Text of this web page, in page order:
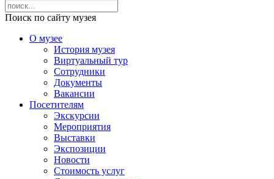
Поиск по сайту музея
О музее
История музея
Виртуальный тур
Сотрудники
Документы
Вакансии
Посетителям
Экскурсии
Мероприятия
Выставки
Экспозиции
Новости
Стоимость услуг